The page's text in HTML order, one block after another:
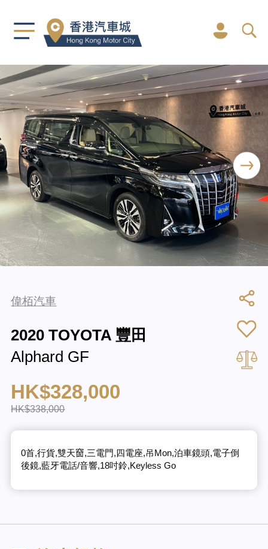
偉栢汽車
2020 TOYOTA 豐田
Alphard GF
HK$328,000
HK$338,000
0首,行貨,雙天𥦬,三電門,四電座,吊Mon,泊車鏡頭,電子倒
後鏡,藍牙電話/音響,18吋鈴,Keyless Go